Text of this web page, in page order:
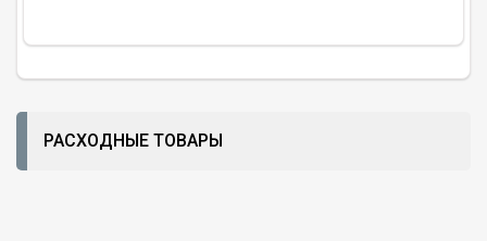
РАСХОДНЫЕ ТОВАРЫ